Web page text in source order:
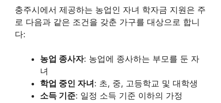
충주시에서 제공하는 농업인 자녀 학자금 지원은 주
로 다음과 같은 조건을 갖춘 가구를 대상으로 합니
다:
농업 종사자: 농업에 종사하는 부모를 둔 자
녀
학업 중인 자녀 : 초, 중, 고등학교 및 대학생
소득 기준: 일정 소득 기준 이하의 가정